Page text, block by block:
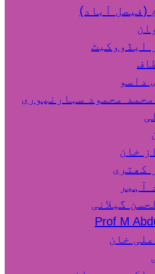
(فیصل آباد)
ایڈووکیٹ
داسو
محمود سہارنپوری
خان
کھتری
آہیر
گیلانی
Prof M
خان